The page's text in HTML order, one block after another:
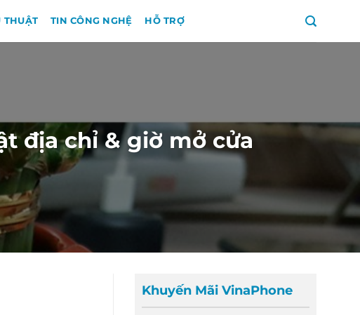
THUẬT TIN CÔNG NGHỆ HỖ TRỢ
địa chỉ & giờ mở cửa
Khuyến Mãi VinaPhone